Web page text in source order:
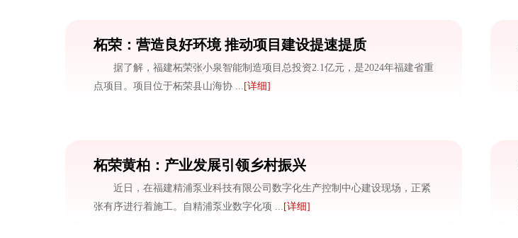
柘荣：营造良好环境 推动项目建设提速提质
据了解，福建柘荣张小泉智能制造项目总投资2.1亿元，是2024年福建省重
点项目。项目位于柘荣县山海协 ... [详细]
柘荣黄柏：产业发展引领乡村振兴
近日，在福建精浦泵业科技有限公司数字化生产控制中心建设现场，正紧
张有序进行着施工。自精浦泵业数字化项 ... [详细]